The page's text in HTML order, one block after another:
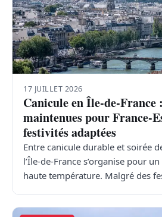
17 JUILLET 2026
Canicule en Île-de-France
maintenues pour France-
festivités adaptées
Entre canicule durable et soirée
l’Île-de-France s’organise pour
haute température. Malgré des